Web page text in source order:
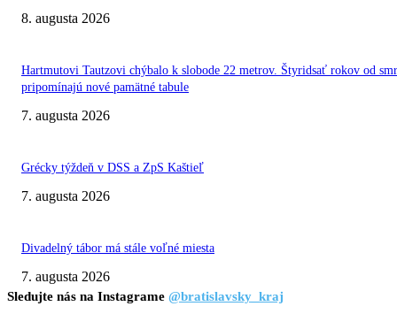
8. augusta 2026
Hartmutovi Tautzovi chýbalo k slobode 22 metrov. Štyridsať rokov od
pripomínajú nové pamätné tabule
7. augusta 2026
Grécky týždeň v DSS a ZpS Kaštieľ
7. augusta 2026
Divadelný tábor má stále voľné miesta
7. augusta 2026
Sledujte nás na Instagrame @bratislavsky_kraj